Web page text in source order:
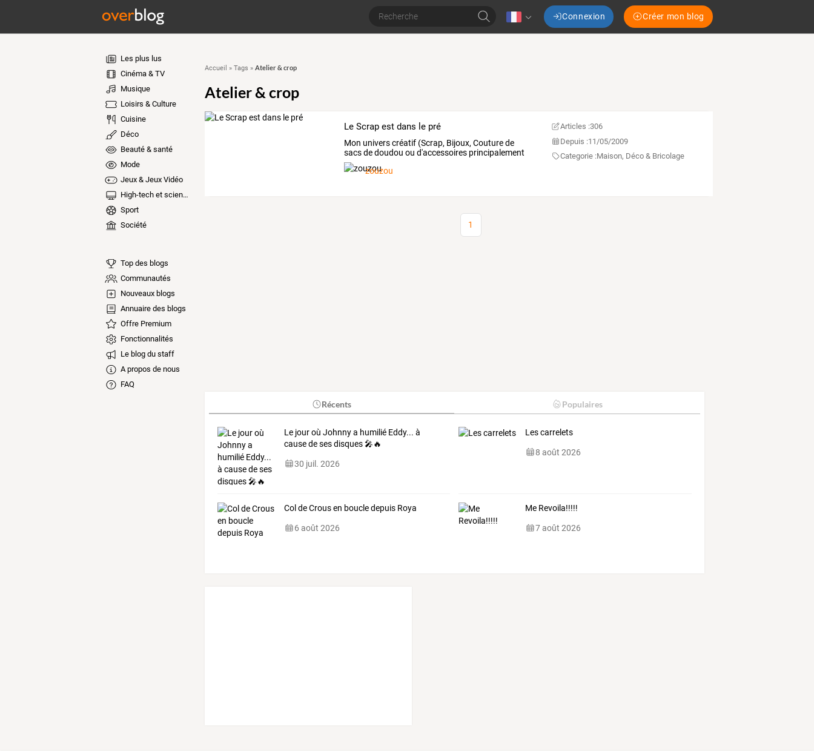
Connexion Créer mon blog
Les plus lus
Cinéma & TV
Musique
Loisirs & Culture
Cuisine
Déco
Beauté & santé
Mode
Jeux & Jeux Vidéo
High-tech et sciences
Sport
Société
Top des blogs
Communautés
Nouveaux blogs
Annuaire des blogs
Offre Premium
Fonctionnalités
Le blog du staff
A propos de nous
FAQ
Accueil » Tags » Atelier & crop
Atelier & crop
Le Scrap est dans le pré
Mon univers créatif (Scrap, Bijoux, Couture de
sacs de doudou ou d'accessoires principalement
enfants)
zouzou
Articles :306
Depuis :11/05/2009
Categorie :Maison, Déco & Bricolage
1
Récents Populaires
Le jour où Johnny a humilié Eddy... à
cause de ses disques 🎤🔥
30 juil. 2026
Les carrelets
8 août 2026
Col de Crous en boucle depuis Roya
6 août 2026
Me Revoila!!!!!
7 août 2026